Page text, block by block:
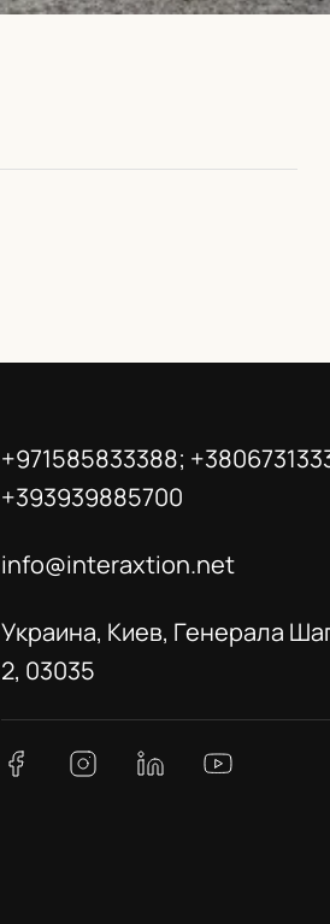
+971585833388;
+393939885700
info@interaxtion.net
Украина, Киев, Генерала
2, 03035